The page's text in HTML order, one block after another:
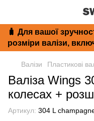
🧳 Для вашої
розміри валізи,
Валізи Пластикові
Валіза Wings
колесах +
Артикул: 304 L